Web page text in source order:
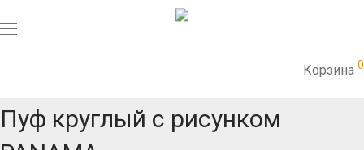
Корзина 0
Пуф круглый с рисунком